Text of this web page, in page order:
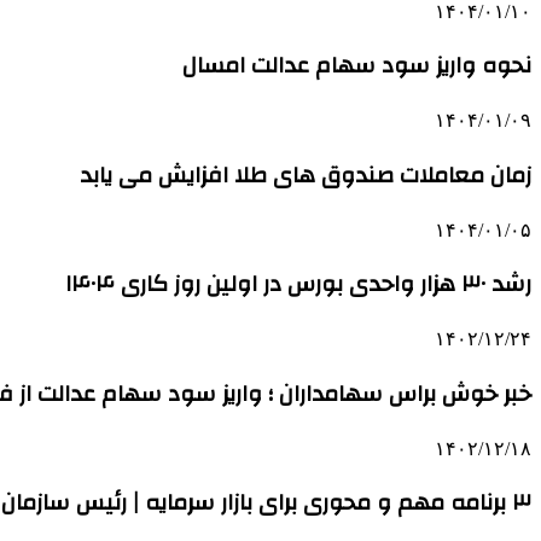
۱۴۰۴/۰۱/۱۰
نحوه واریز سود سهام عدالت امسال
۱۴۰۴/۰۱/۰۹
زمان معاملات صندوق های طلا افزایش می یابد
۱۴۰۴/۰۱/۰۵
رشد ۳۰ هزار واحدی بورس در اولین روز کاری ۱۴۰۴
۱۴۰۲/۱۲/۲۴
خبر خوش براس سهامداران ؛ واریز سود سهام عدالت از
۱۴۰۲/۱۲/۱۸
۳ برنامه مهم و محوری برای بازار سرمایه | رئیس سازمان بورس: بازار سرمایه همچنان زنده است و پیش می رود؛ آن را سیاسی نکنید